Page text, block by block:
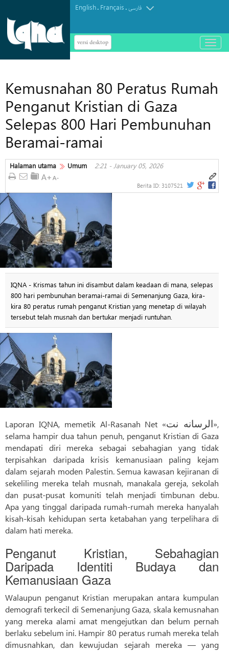
English. Français.فارسی
versi desktop
باز
و
منو
Kemusnahan 80 Peratus Rumah
Penganut Kristian di Gaza
Selepas 800 Hari Pembunuhan
Beramai-ramai
Halaman utama Umum 2:21 - January 05, 2026
Berita ID: 3107521
IQNA - Krismas tahun ini disambut dalam keadaan di mana, selepas
800 hari pembunuhan beramai-ramai di Semenanjung Gaza, kira-
kira 80 peratus rumah penganut Kristian yang menetap di wilayah
tersebut telah musnah dan bertukar menjadi runtuhan.
Laporan IQNA, memetik Al-Rasanah Net «الرسانه نت »,
selama hampir dua tahun penuh, penganut Kristian di Gaza
mendapati diri mereka sebagai sebahagian yang tidak
terpisahkan daripada krisis kemanusiaan paling kejam
dalam sejarah moden Palestin. Semua kawasan kejiranan di
sekeliling mereka telah musnah, manakala gereja, sekolah
dan pusat-pusat komuniti telah menjadi timbunan debu.
Apa yang tinggal daripada rumah-rumah mereka hanyalah
kisah-kisah kehidupan serta ketabahan yang terpelihara di
dalam hati mereka.
Penganut Kristian, Sebahagian
Daripada Identiti Budaya dan
Kemanusiaan Gaza
Walaupun penganut Kristian merupakan antara kumpulan
demografi terkecil di Semenanjung Gaza, skala kemusnahan
yang mereka alami amat mengejutkan dan belum pernah
berlaku sebelum ini. Hampir 80 peratus rumah mereka telah
dimusnahkan, dan kewujudan sejarah mereka — yang